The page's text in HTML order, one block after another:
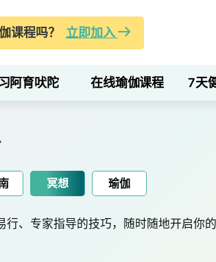
课程吗？ 立即加入
阿育吠陀 在线瑜伽课程 7天
冥想 瑜伽
、专家指导的技巧，随时​​随地开启你